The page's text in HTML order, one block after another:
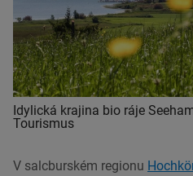
Idylická krajina bio ráje
Tourismus
V salcburském regionu